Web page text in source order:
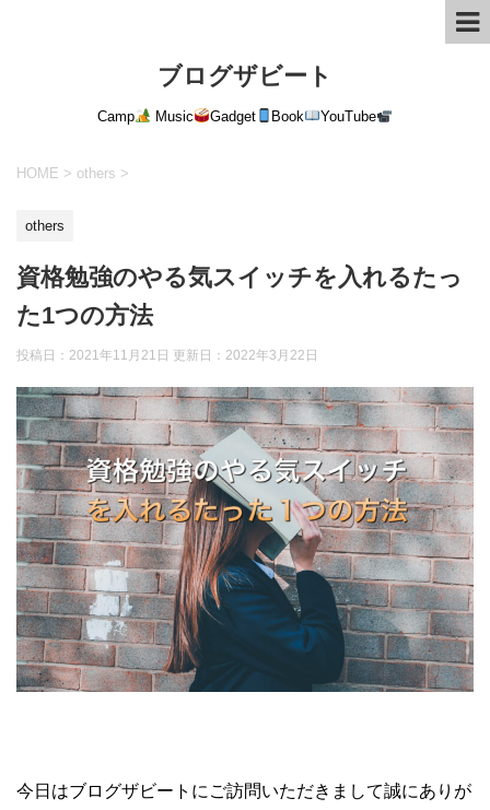
ブログザビート
Camp Music Gadget Book YouTube
HOME > others >
others
資格勉強のやる気スイッチを入れるたっ
た1つの方法
投稿日：2021年11月21日 更新日： 2022年3月22日
今日はブログザビートにご訪問いただきまして誠にありが